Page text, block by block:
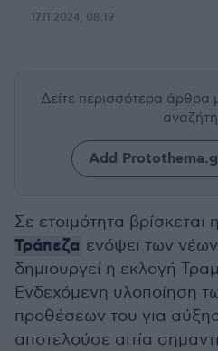
17.11.2024, 08:19
Δείτε περισσότερα άρθρα
Add
Σε ετοιμότητα βρίσκεται η
Τράπεζα ενόψει των
δημιουργεί η εκλογή
Ενδεχόμενη υλοποίηση
προθέσεων του για
αποτελούσε αιτία